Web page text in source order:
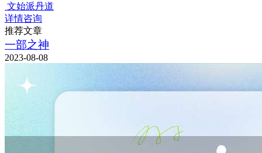
文始派丹道
详情咨询
推荐文章
一部之神
2023-08-08